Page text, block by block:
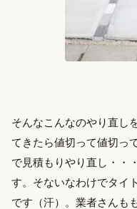
そんなこんなのやり直し
てきたら値切って値切っ
で見積もりやり直し・・
す。そないなわけでタイ
です（汗）。業者さんも